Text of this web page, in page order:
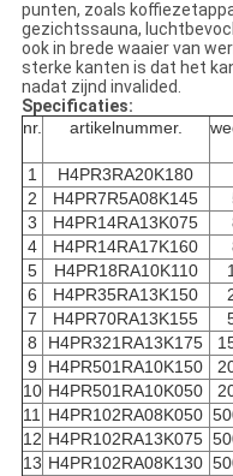
punten, zoals
gezichtssauna,
ook in brede waaier van
sterke kanten is dat het
nadat zijnd invalided.
Specificaties:
nr.
artikelnummer.
1 H4PR3RA20K180
2
H4PR7R5A08K145
3
H4PR14RA13K075
4
H4PR14RA17K160
5
H4PR18RA10K110
6
H4PR35RA13K150
7
H4PR70RA13K155
8
H4PR321RA13K175
9
H4PR501RA10K150
10 H4PR501RA10K050
11 H4PR102RA08K050
12 H4PR102RA13K075
13 H4PR102RA08K130